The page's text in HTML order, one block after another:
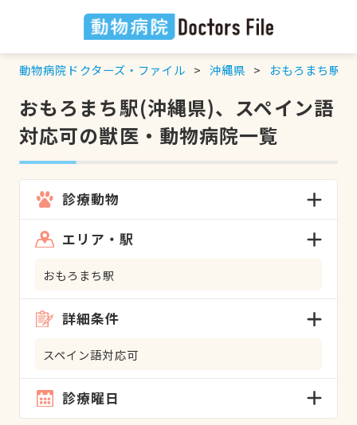
動物病院ドクターズ・ファイル 沖縄県 おもろまち駅
おもろまち駅(沖縄県)、スペイン語
対応可の獣医・動物病院一覧
診療動物
エリア・駅
おもろまち駅
詳細条件
スペイン語対応可
診療曜日